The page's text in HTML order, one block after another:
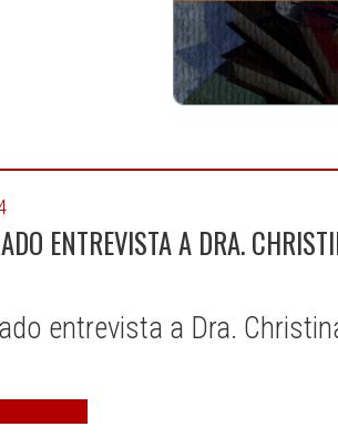
ENTREVISTA A DRA.
entrevista a Dra.